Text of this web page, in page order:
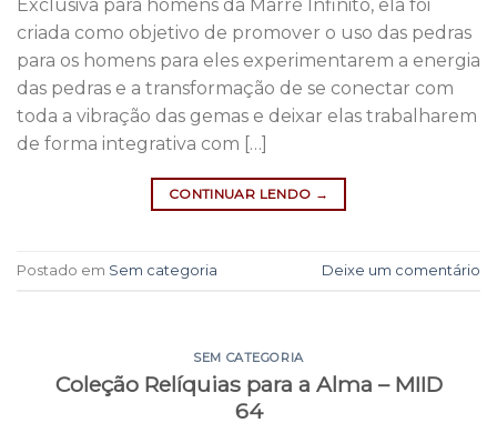
Exclusiva para homens da Marré Infinito, ela foi
criada como objetivo de promover o uso das pedras
para os homens para eles experimentarem a energia
das pedras e a transformação de se conectar com
toda a vibração das gemas e deixar elas trabalharem
de forma integrativa com […]
CONTINUAR LENDO →
Postado em Sem categoria Deixe um comentário
SEM CATEGORIA
Coleção Relíquias para a Alma – MIID
64